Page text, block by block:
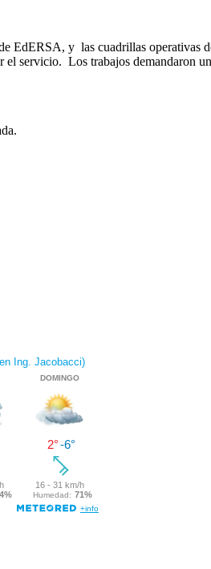
EdERSA, y las cuadrillas operativas
servicio. Los trabajos demandaron